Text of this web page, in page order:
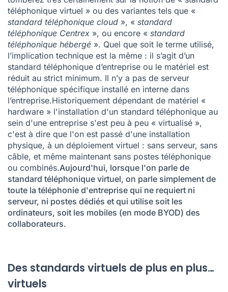
téléphonique virtuel » ou des variantes tels que «
standard téléphonique cloud », « standard
téléphonique Centrex », ou encore « standard
téléphonique hébergé ». Quel que soit le terme utilisé,
l’implication technique est la même : il s’agit d’un
standard téléphonique d’entreprise ou le matériel est
réduit au strict minimum. Il n’y a pas de serveur
téléphonique spécifique installé en interne dans
l’entreprise.Historiquement dépendant de matériel «
hardware » l'installation d'un standard téléphonique au
sein d'une entreprise s'est peu à peu « virtualisé »,
c'est à dire que l'on est passé d'une installation
physique, à un déploiement virtuel : sans serveur, sans
câble, et même maintenant sans postes téléphonique
ou combinés.Aujourd'hui, lorsque l'on parle de
standard téléphonique virtuel, on parle simplement de
toute la téléphonie d'entreprise qui ne requiert ni
serveur, ni postes dédiés et qui utilise soit les
ordinateurs, soit les mobiles (en mode BYOD) des
collaborateurs.
Des standards virtuels de plus en plus…
virtuels